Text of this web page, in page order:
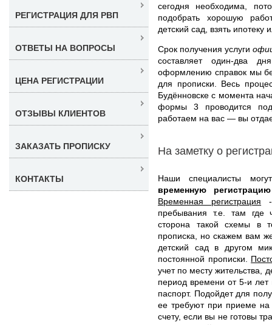
сегодня необходима,
подобрать хорошую
детский сад, взять ипотеку
Срок получения услуги
составляет один-два
оформлению справок мы
для прописки. Весь
Будённовске с момента
формы 3 проводится
работаем на вас — вы
На заметку о
Наши специалисты
временную
Временная регистрация -
пребывания т.е. там где
сторона такой схемы в
прописка, но скажем вам
детский сад в другом
постоянной прописки.
учет по месту жительства,
период времени от 5-и лет
паспорт. Подойдет для
ее требуют при приеме
счету, если вы не готовы
РЕГИСТРАЦИЯ ДЛЯ РВП
ОТВЕТЫ НА ВОПРОСЫ
ЦЕНА РЕГИСТРАЦИИ
ОТЗЫВЫ КЛИЕНТОВ
ЗАКАЗАТЬ ПРОПИСКУ
КОНТАКТЫ